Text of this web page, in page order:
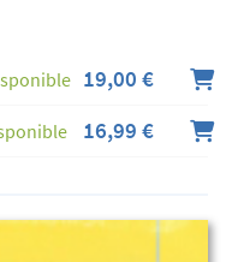
19,00 €
16,99 €